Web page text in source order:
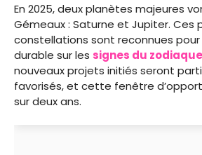
En 2025, deux planètes majeures
Gémeaux : Saturne et Jupiter. Ces
constellations sont reconnues pour
durable sur les signes du zodiaque
nouveaux projets initiés seront
favorisés, et cette fenêtre
sur deux ans.